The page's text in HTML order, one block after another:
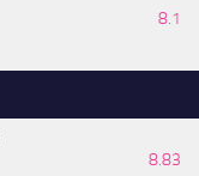
8.1
8.83